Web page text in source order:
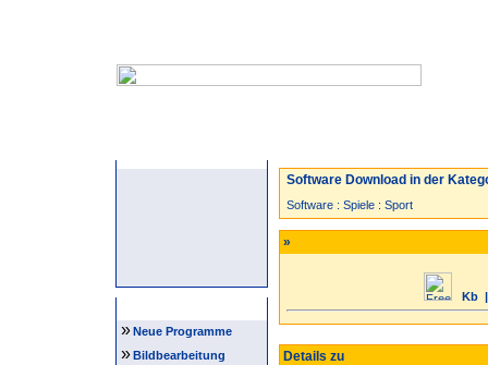
»Neue Programme
»Bildbearbeitung
Software Download in der
Software : Spiele : Sport
»
Kb
Details zu